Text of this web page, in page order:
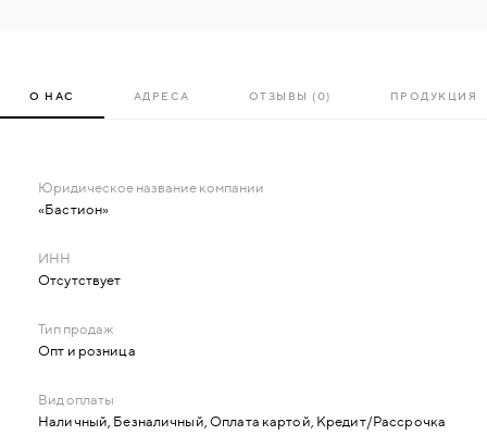
О НАС АДРЕСА ОТЗЫВЫ (0) ПРОДУКЦИЯ
«Бастион»
Отсутствует
Опт и розница
Наличный, Безналичный, Оплата картой, Кредит/Рассрочка